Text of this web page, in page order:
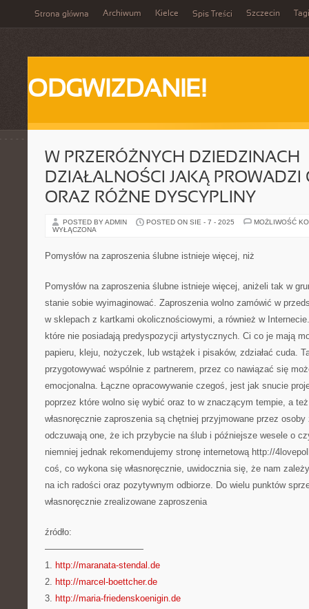
Strona główna Archiwum Kielce Spis Treści Szczecin Tagi
ODGWIZDANIE!
W PRZERÓŻNYCH DZIEDZINACH
DZIAŁALNOŚCI JAKĄ PROWADZI
ORAZ RÓŻNE DYSCYPLINY
POSTED BY ADMIN POSTED ON SIE - 7 - 2025
MOŻLIWOŚĆ
WYŁĄCZONA
Pomysłów na zaproszenia ślubne istnieje więcej, niż
Pomysłów na zaproszenia ślubne istnieje więcej, aniżeli tak w
stanie sobie wyimaginować. Zaproszenia wolno zamówić w
w sklepach z kartkami okolicznościowymi, a również w
które nie posiadają predyspozycji artystycznych. Ci co je mają
papieru, kleju, nożyczek, lub wstążek i pisaków, zdziałać cuda.
przygotowywać wspólnie z partnerem, przez co nawiązać się
emocjonalna. Łączne opracowywanie czegoś, jest jak snucie
poprzez które wolno się wybić oraz to w znaczącym tempie, a
własnoręcznie zaproszenia są chętniej przyjmowane przez
odczuwają one, że ich przybycie na ślub i późniejsze wesele o
niemniej jednak rekomendujemy stronę internetową http://
coś, co wykona się własnoręcznie, uwidocznia się, że nam
na ich radości oraz pozytywnym odbiorze. Do wielu punktów
własnoręcznie zrealizowane zaproszenia
źródło:
———————————
1. http://maranata-stendal.de
2. http://marcel-boettcher.de
3. http://maria-friedenskoenigin.de